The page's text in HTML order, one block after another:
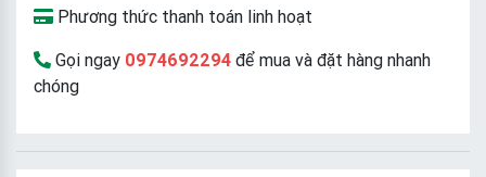
Phương thức thanh toán linh hoạt
Gọi ngay 0974692294 để mua và đặt hàng nhanh
chóng